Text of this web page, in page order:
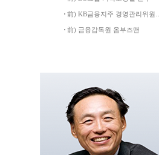
前) KB금융지주 경영관리위원회
前) 금융감독원 옴부즈맨